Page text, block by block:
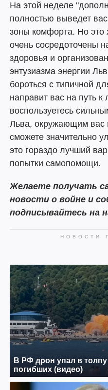
На этой неделе
полностью выведет
зоны комфорта. Но
очень сосредоточены
здоровья и
энтузиазма энергии
бороться с типичной
направит вас на путь
воспользуетесь
Льва, окружающим вас
сможете значительно
это гораздо лучший
попытки самопомощи.
Желаете получать
новости о войне и
подписывайтесь на